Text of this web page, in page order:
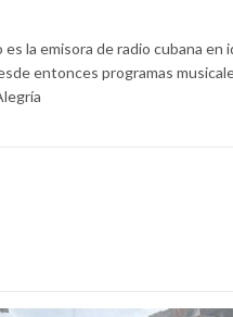
es la emisora de radio cubana
entonces programas